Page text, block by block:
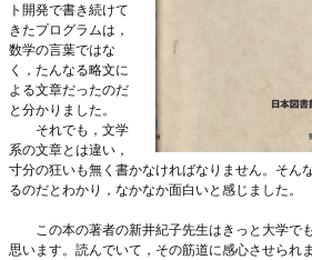
ト開発で書き続けて
きたプログラムは，
数学の言葉ではな
く，たんなる略文に
よる文章だったのだ
と分かりました。
それでも，文学
系の文章とは違い，
寸分の狂いも無く書かなければなりません。そん
るのだとわかり，なかなか面白いと感じました。
この本の著者の新井紀子先生はきっと大学で
思います。読んでいて，その筋道に感心させられま